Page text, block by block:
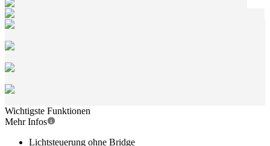
Wichtigste Funktionen
Mehr Infos
Lichtsteuerung ohne Bridge